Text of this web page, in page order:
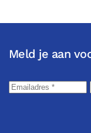
Meld je aan